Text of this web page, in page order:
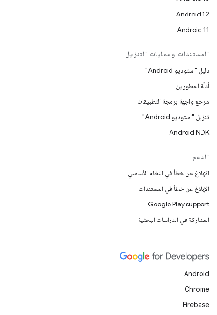
Android 12
Android 11
المستندات وعمليات التنزيل
دليل "استوديو Android"
أدلّة المطورين
مرجع واجهة برمجة التطبيقات
تنزيل "استوديو Android"
Android NDK
الدعم
الإبلاغ عن خطأ في النظام الأساسي
الإبلاغ عن خطأ في المستندات
Google Play support
المشاركة في الدراسات البحثية
Android
Chrome
Firebase